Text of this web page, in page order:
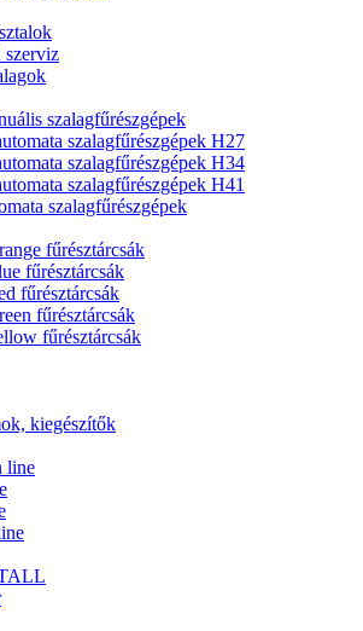
szalagfűrészgépek
szalagfűrészgépek H27
szalagfűrészgépek H34
szalagfűrészgépek H41
szalagfűrészgépek
fűrésztárcsák
fűrésztárcsák
fűrésztárcsák
fűrésztárcsák
fűrésztárcsák
kiegészítők
line